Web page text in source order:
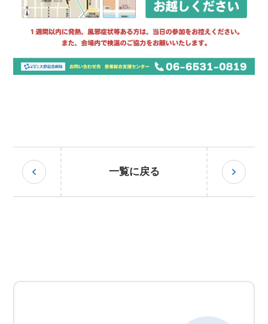
一覧に戻る